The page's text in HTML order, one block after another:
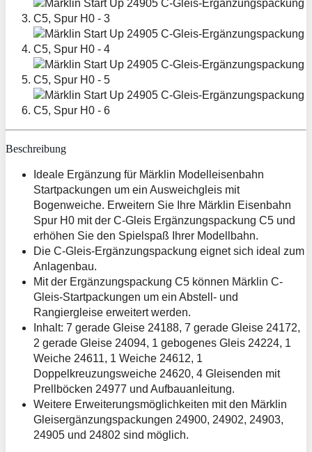
Beschreibung
Ideale Ergänzung für Märklin Modelleisenbahn
Startpackungen um ein Ausweichgleis mit
Bogenweiche. Erweitern Sie Ihre Märklin Eisenbahn
Spur H0 mit der C-Gleis Ergänzungspackung C5 und
erhöhen Sie den Spielspaß Ihrer Modellbahn.
Die C-Gleis-Ergänzungspackung eignet sich ideal zum
Anlagenbau.
Mit der Ergänzungspackung C5 können Märklin C-
Gleis-Startpackungen um ein Abstell- und
Rangiergleise erweitert werden.
Inhalt: 7 gerade Gleise 24188, 7 gerade Gleise 24172,
2 gerade Gleise 24094, 1 gebogenes Gleis 24224, 1
Weiche 24611, 1 Weiche 24612, 1
Doppelkreuzungsweiche 24620, 4 Gleisenden mit
Prellböcken 24977 und Aufbauanleitung.
Weitere Erweiterungsmöglichkeiten mit den Märklin
Gleisergänzungspackungen 24900, 24902, 24903,
24905 und 24802 sind möglich.